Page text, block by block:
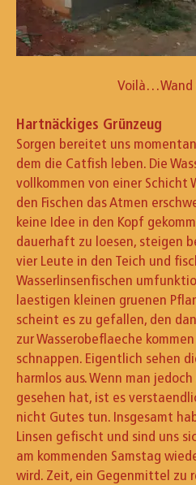
Hartnäckiges Grünzeug
Sorgen bereitet uns
dem die Catfish leben. Die
vollkommen von einer Schicht
den Fischen das Atmen
keine Idee in den Kopf
dauerhaft zu loesen, steigen
vier Leute in den Teich und
Wasserlinsenfischen
laestigen kleinen gruenen
scheint es zu gefallen, den
zur Wasserobeflaeche
schnappen. Eigentlich sehen
harmlos aus. Wenn man
gesehen hat, ist es
nicht Gutes tun. Insgesamt
Linsen gefischt und sind uns
am kommenden Samstag
wird. Zeit, ein Gegenmittel zu